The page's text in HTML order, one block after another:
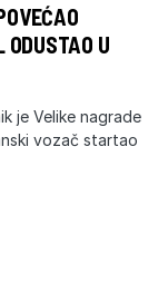
ODUSTAO U
je Velike nagrade
vozač startao